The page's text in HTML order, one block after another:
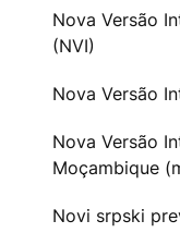
Nova Versão
(NVI)
Nova Versão
Nova Versão
Moçambique
Novi srpski